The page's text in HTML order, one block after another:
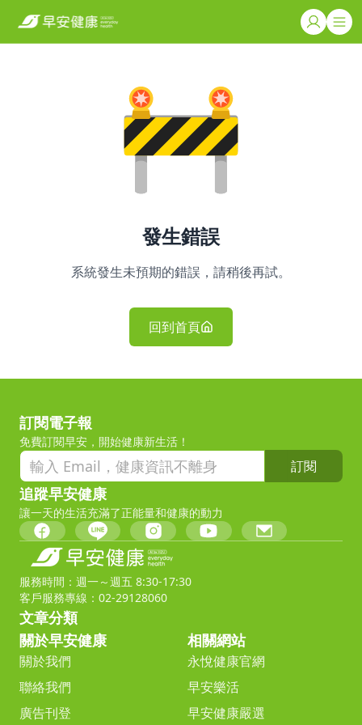
發生錯誤
系統發生未預期的錯誤，請稍後再試。
回到首頁
訂閱電子報
免費訂閱早安，開始健康新生活！
訂閱
追蹤早安健康
讓一天的生活充滿了正能量和健康的動力
服務時間：週一～週五 8:30-17:30
客戶服務專線：02-29128060
文章分類
關於早安健康
關於我們
聯絡我們
廣告刊登
相關網站
永悅健康官網
早安樂活
早安健康嚴選